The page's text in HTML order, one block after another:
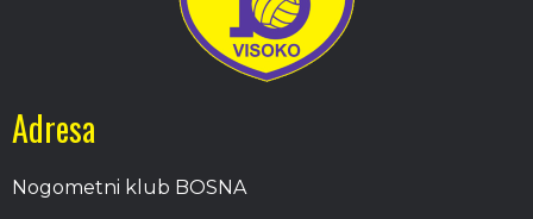
Adresa
Nogometni klub BOSNA